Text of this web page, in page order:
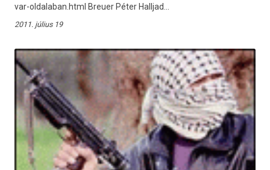
var-oldalaban.html Breuer Péter Halljad...
2011. július 19